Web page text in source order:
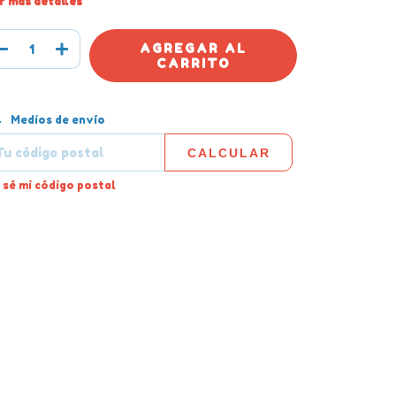
para el CP:
Medios de envío
CALCULAR
sé mi código postal